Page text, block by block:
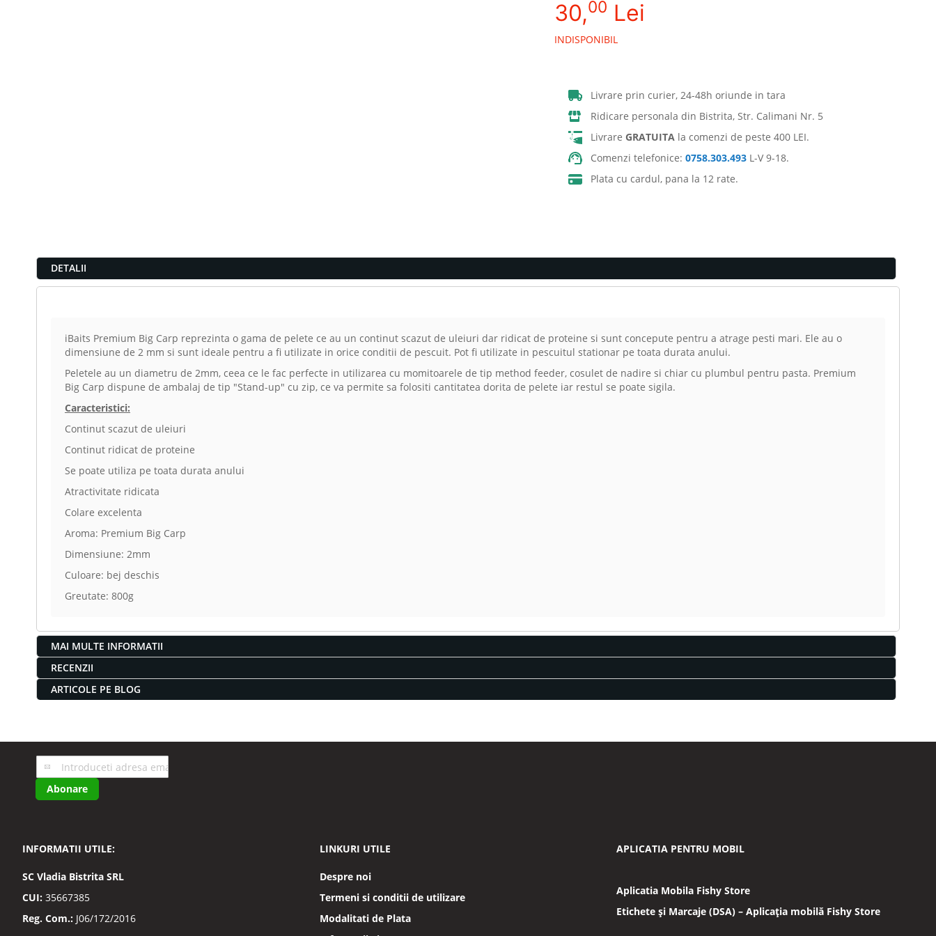
30,00 Lei
INDISPONIBIL
Livrare prin curier, 24-48h oriunde in tara
Ridicare personala din Bistrita, Str. Calimani Nr. 5
Livrare GRATUITA la comenzi de peste 400 LEI.
Comenzi telefonice: 0758.303.493 L-V 9-18.
Plata cu cardul, pana la 12 rate.
DETALII
iBaits Premium Big Carp reprezinta o gama de pelete ce au un continut scazut de uleiuri dar ridicat de proteine si sunt concepute pentru a atrage pesti mari. Ele au o
dimensiune de 2 mm si sunt ideale pentru a fi utilizate in orice conditii de pescuit. Pot fi utilizate in pescuitul stationar pe toata durata anului.
Peletele au un diametru de 2mm, ceea ce le fac perfecte in utilizarea cu momitoarele de tip method feeder, cosulet de nadire si chiar cu plumbul pentru pasta. Premium
Big Carp dispune de ambalaj de tip "Stand-up" cu zip, ce va permite sa folositi cantitatea dorita de pelete iar restul se poate sigila.
Caracteristici:
Continut scazut de uleiuri
Continut ridicat de proteine
Se poate utiliza pe toata durata anului
Atractivitate ridicata
Colare excelenta
Aroma: Premium Big Carp
Dimensiune: 2mm
Culoare: bej deschis
Greutate: 800g
MAI MULTE INFORMATII
RECENZII
ARTICOLE PE BLOG
Inscrieti-
va
Buletinele
Abonare
INFORMATII UTILE:
SC Vladia Bistrita SRL
CUI: 35667385
Reg. Com.: J06/172/2016
LINKURI UTILE
Despre noi
Termeni si conditii de utilizare
Modalitati de Plata
APLICATIA PENTRU MOBIL
Aplicatia Mobila Fishy Store
Etichete și Marcaje (DSA) – Aplicația mobilă Fishy Store